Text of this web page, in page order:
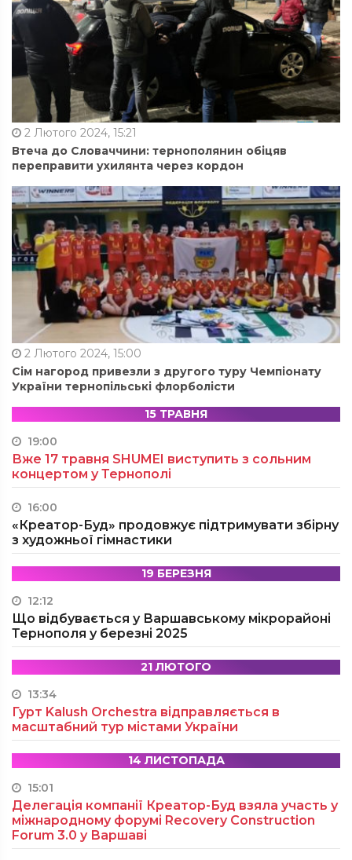
2 Лютого 2024, 15:21
Втеча до Словаччини: тернополянин обіцяв
переправити ухилянта через кордон
2 Лютого 2024, 15:00
Сім нагород привезли з другого туру Чемпіонату
України тернопільські флорболісти
15 ТРАВНЯ
19:00
Вже 17 травня SHUMEI виступить з сольним
концертом у Тернополі
16:00
«Креатор-Буд» продовжує підтримувати збірну
з художньої гімнастики
19 БЕРЕЗНЯ
12:12
Що відбувається у Варшавському мікрорайоні
Тернополя у березні 2025
21 ЛЮТОГО
13:34
Гурт Kalush Orchestra відправляється в
масштабний тур містами України
14 ЛИСТОПАДА
15:01
Делегація компанії Креатор-Буд взяла участь у
міжнародному форумі Recovery Construction
Forum 3.0 у Варшаві